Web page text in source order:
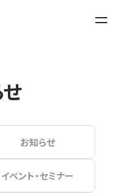
お知らせ
イベント・セミナー